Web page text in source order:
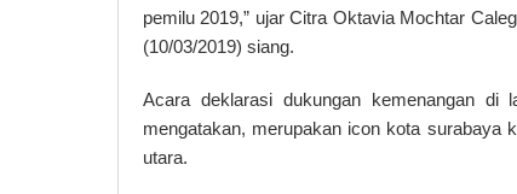
pemilu 2019,” ujar Citra Oktavia Mochtar
(10/03/2019) siang.
Acara deklarasi dukungan kemenangan di
mengatakan, merupakan icon kota surabaya
utara.